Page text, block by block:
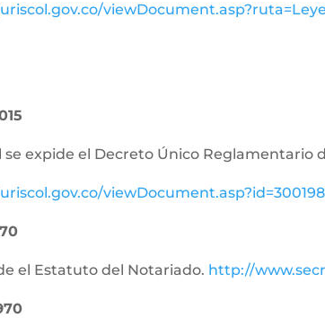
expide el Decreto Único Reglamentario
el Estatuto del Notariado. http://